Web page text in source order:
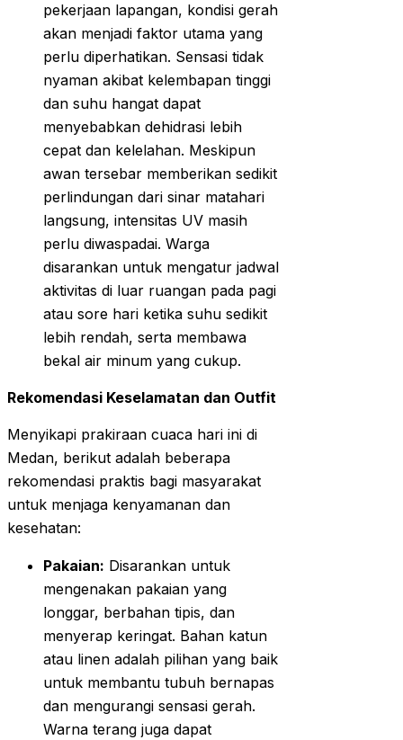
pekerjaan lapangan, kondisi gerah
akan menjadi faktor utama yang
perlu diperhatikan. Sensasi tidak
nyaman akibat kelembapan tinggi
dan suhu hangat dapat
menyebabkan dehidrasi lebih
cepat dan kelelahan. Meskipun
awan tersebar memberikan sedikit
perlindungan dari sinar matahari
langsung, intensitas UV masih
perlu diwaspadai. Warga
disarankan untuk mengatur jadwal
aktivitas di luar ruangan pada pagi
atau sore hari ketika suhu sedikit
lebih rendah, serta membawa
bekal air minum yang cukup.
Rekomendasi Keselamatan dan Outfit
Menyikapi prakiraan cuaca hari ini di
Medan, berikut adalah beberapa
rekomendasi praktis bagi masyarakat
untuk menjaga kenyamanan dan
kesehatan:
Pakaian: Disarankan untuk
mengenakan pakaian yang
longgar, berbahan tipis, dan
menyerap keringat. Bahan katun
atau linen adalah pilihan yang baik
untuk membantu tubuh bernapas
dan mengurangi sensasi gerah.
Warna terang juga dapat